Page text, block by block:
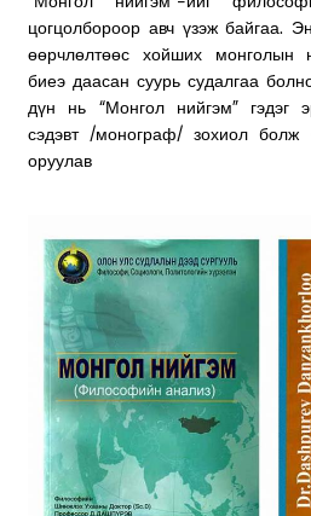
цогцолбороор авч үзэж байгаа.
өөрчлөлтөөс хойших монголын
биеэ даасан суурь судалгаа
дүн нь “Монгол нийгэм” гэдэг
сэдэвт /монограф/ зохиол
оруулав